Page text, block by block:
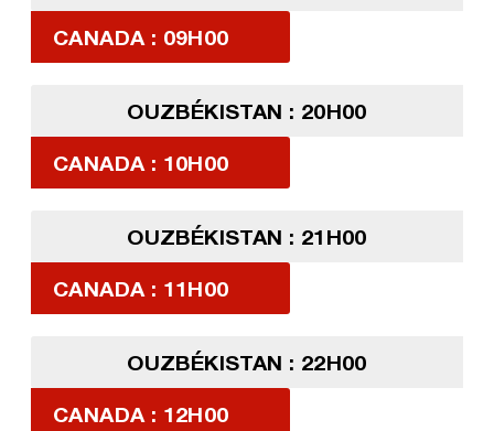
CANADA : 09H00
OUZBÉKISTAN : 20H00
CANADA : 10H00
OUZBÉKISTAN : 21H00
CANADA : 11H00
OUZBÉKISTAN : 22H00
CANADA : 12H00